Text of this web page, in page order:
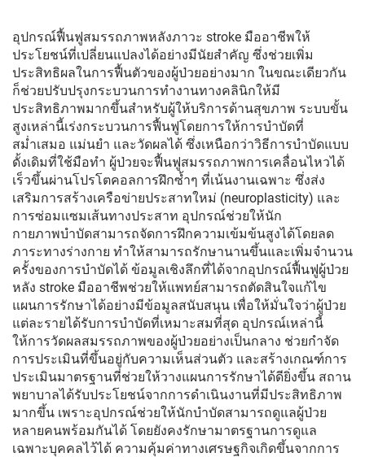
อุปกรณ์ฟื้นฟูสมรรถภาพหลังภาวะ stroke มืออาชีพให้
ประโยชน์ที่เปลี่ยนแปลงได้อย่างมีนัยสำคัญ ซึ่งช่วยเพิ่ม
ประสิทธิผลในการฟื้นตัวของผู้ป่วยอย่างมาก ในขณะเดียวกัน
ก็ช่วยปรับปรุงกระบวนการทำงานทางคลินิกให้มี
ประสิทธิภาพมากขึ้นสำหรับผู้ให้บริการด้านสุขภาพ ระบบขั้น
สูงเหล่านี้เร่งกระบวนการฟื้นฟูโดยการให้การบำบัดที่
สม่ำเสมอ แม่นยำ และวัดผลได้ ซึ่งเหนือกว่าวิธีการบำบัดแบบ
ดั้งเดิมที่ใช้มือทำ ผู้ป่วยจะฟื้นฟูสมรรถภาพการเคลื่อนไหวได้
เร็วขึ้นผ่านโปรโตคอลการฝึกซ้ำๆ ที่เน้นงานเฉพาะ ซึ่งส่ง
เสริมการสร้างเครือข่ายประสาทใหม่ (neuroplasticity) และ
การซ่อมแซมเส้นทางประสาท อุปกรณ์ช่วยให้นัก
กายภาพบำบัดสามารถจัดการฝึกความเข้มข้นสูงได้โดยลด
ภาระทางร่างกาย ทำให้สามารถรักษานานขึ้นและเพิ่มจำนวน
ครั้งของการบำบัดได้ ข้อมูลเชิงลึกที่ได้จากอุปกรณ์ฟื้นฟูผู้ป่วย
หลัง stroke มืออาชีพช่วยให้แพทย์สามารถตัดสินใจแก้ไข
แผนการรักษาได้อย่างมีข้อมูลสนับสนุน เพื่อให้มั่นใจว่าผู้ป่วย
แต่ละรายได้รับการบำบัดที่เหมาะสมที่สุด อุปกรณ์เหล่านี้
ให้การวัดผลสมรรถภาพของผู้ป่วยอย่างเป็นกลาง ช่วยกำจัด
การประเมินที่ขึ้นอยู่กับความเห็นส่วนตัว และสร้างเกณฑ์การ
ประเมินมาตรฐานที่ช่วยให้วางแผนการรักษาได้ดียิ่งขึ้น สถาน
พยาบาลได้รับประโยชน์จากการดำเนินงานที่มีประสิทธิภาพ
มากขึ้น เพราะอุปกรณ์ช่วยให้นักบำบัดสามารถดูแลผู้ป่วย
หลายคนพร้อมกันได้ โดยยังคงรักษามาตรฐานการดูแล
เฉพาะบุคคลไว้ได้ ความคุ้มค่าทางเศรษฐกิจเกิดขึ้นจากการ